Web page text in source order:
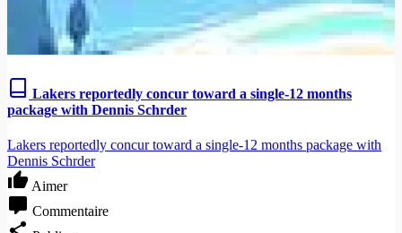
Lakers reportedly concur toward a single-12 months
package with Dennis Schrder
Lakers reportedly concur toward a single-12 months package with
Dennis Schrder
Aimer
Commentaire